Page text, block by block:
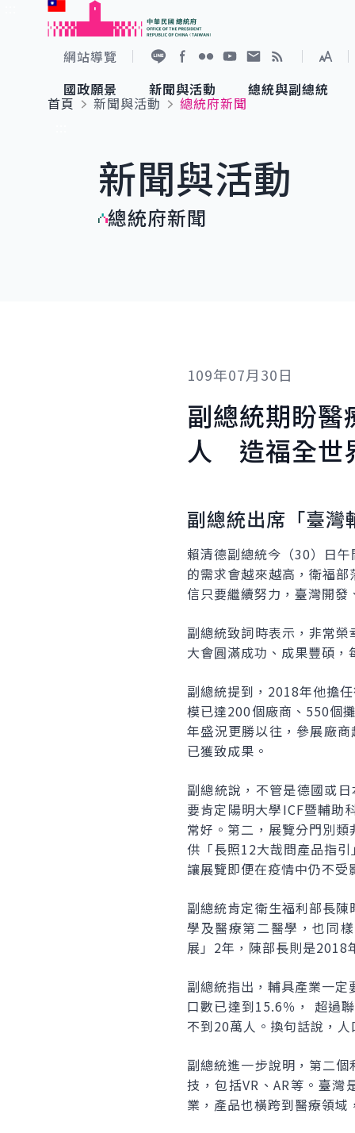
跳到主要內容
網站導覽
展開
國政願景
國家氣候變遷對策委員會
重要談話
新聞與活動
總統府新聞
影音頻道
總統與副總統
賴清德總統
參觀資訊
首頁 新聞與活動
總統府新聞
新聞與活動
總統府新聞
109年07月30日
副總統期盼
人 造福全世
副總統出席「臺灣
賴清德副總統今（30）日
的需求會越來越高，衛福
信只要繼續努力，臺灣開
副總統致詞時表示，非常
大會圓滿成功、成果豐碩
副總統提到，2018年他擔
模已達200個廠商、550個
年盛況更勝以往，參展廠
已獲致成果。
副總統說，不管是德國或
要肯定陽明大學ICF暨輔助
常好。第二，展覽分門別
供「長照12大哉問產品指
讓展覽即便在疫情中仍不
副總統肯定衛生福利部長
學及醫療第二醫學，也同
展」2年，陳部長則是
副總統指出，輔具產業一
口數已達到15.6％， 超過
不到20萬人。換句話說，
副總統進一步說明，第二
技，包括VR、AR等。臺
業，產品也橫跨到醫療領